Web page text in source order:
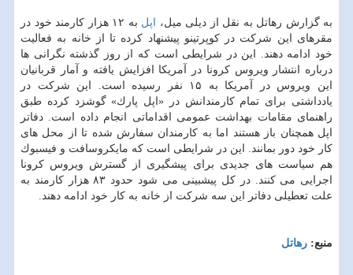
به گزارش رهاتل به نقل از دیلی میل، اپل
به ۱۲ هزار كارمند خود در
مقرهای این شركت در كوپرتینو پیشنهاد كرده تا از خانه به فعالیت
خود ادامه دهند. این در شرایطی است كه از روز گذشته نگرانی ها
درباره انتشار ویروس كرونا در آمریكا افزایش یافته و آمار قربانیان
این ویروس در آمریكا به ۱۵ نفر رسیده است. این شركت در
یادداشتی برای تمام كارمندانش در «اپل پارك» گوشزد كرده طبق
راهنمای مقامات بهداشت عمومی اقداماتی انجام داده است. دفاتر
اپل همچنان باز هستند اما به كارمندان سفارش شده تا از محل های
كار خود دور بمانند. این در شرایطی است كه مایكروسافت و فیسبوك
هم سیاست های جدیدی برای پیشگیری از گسترش ویروس كرونا
اجرایی می كنند. در كل پیشبینی می شود حدود ۸۳ هزار كارمند به
علت تعطیلی دفاتر این سه شركت از خانه به كار خود ادامه دهند.
منبع: رهاتل